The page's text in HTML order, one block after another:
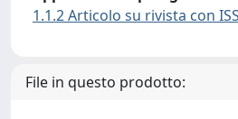
1.1.2 Articolo su rivista con
File in questo prodotto: